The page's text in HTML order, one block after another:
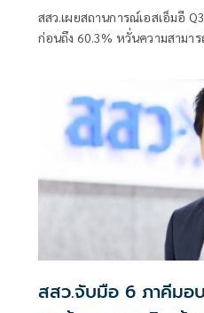
สสว.เผยสถานการณ์เอสเอ็มอี
ก่อนถึง 60.3% หวั่นความสามา
สสว.จับมือ 6 ภาคีมอ